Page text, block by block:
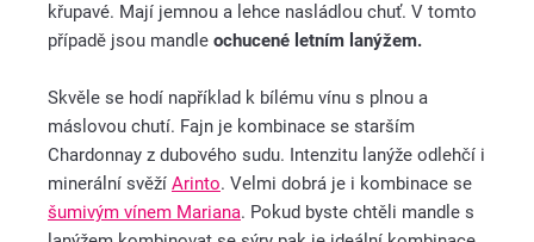
křupavé. Mají jemnou a lehce nasládlou chuť. V tomto
případě jsou mandle ochucené letním lanýžem.
Skvěle se hodí například k bílému vínu s plnou a
máslovou chutí. Fajn je kombinace se starším
Chardonnay z dubového sudu. Intenzitu lanýže odlehčí i
minerální svěží Arinto. Velmi dobrá je i kombinace se
šumivým vínem Mariana. Pokud byste chtěli mandle s